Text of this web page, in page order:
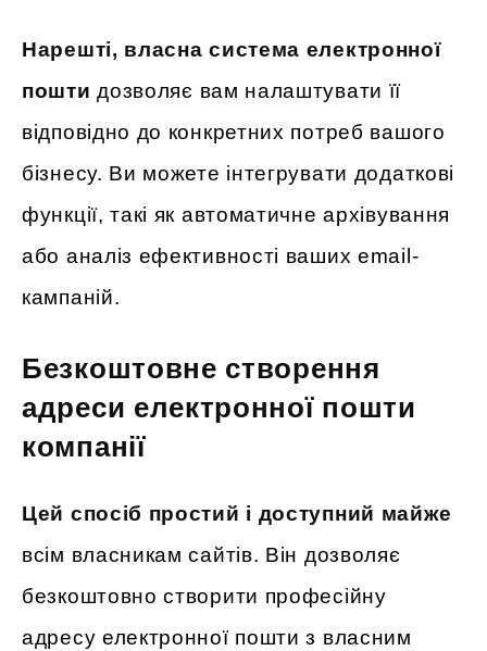
Нарешті, власна система електронної
пошти дозволяє вам налаштувати її
відповідно до конкретних потреб вашого
бізнесу. Ви можете інтегрувати додаткові
функції, такі як автоматичне архівування
або аналіз ефективності ваших email-
кампаній.
Безкоштовне створення
адреси електронної пошти
компанії
Цей спосіб простий і доступний майже
всім власникам сайтів. Він дозволяє
безкоштовно створити професійну
адресу електронної пошти з власним